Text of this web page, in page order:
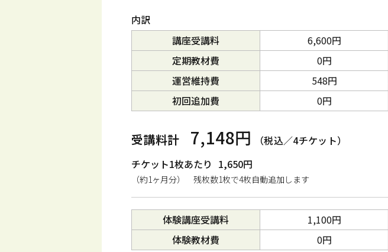
内訳
講座受講料
6,600円
定期教材費
0円
運営維持費
548円
初回追加費
0円
受講料計 7,148円
（税込／4チケット）
チケット1枚あたり 1,650円
（約1ヶ月分） 残枚数1枚で4枚自動追加します
体験講座受講料
1,100円
体験教材費
0円